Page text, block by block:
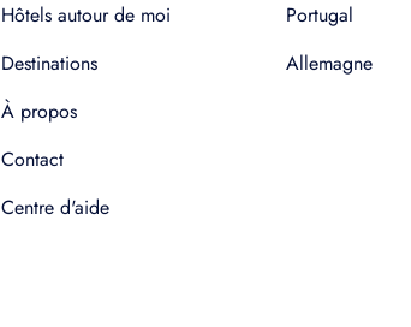
Hôtels autour de moi
Destinations
À propos
Contact
Centre d'aide
Portugal
Allemagne